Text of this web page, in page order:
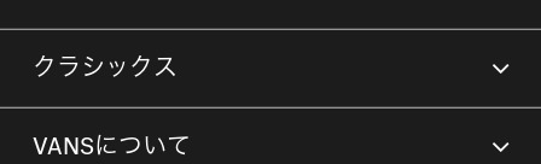
クラシックス
VANSについて